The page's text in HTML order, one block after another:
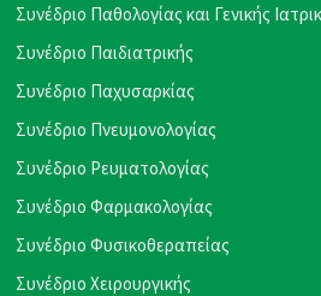
Συνέδριο Παθολογίας και Γενικής
Συνέδριο Παιδιατρικής
Συνέδριο Παχυσαρκίας
Συνέδριο Πνευμονολογίας
Συνέδριο Ρευματολογίας
Συνέδριο Φαρμακολογίας
Συνέδριο Φυσικοθεραπείας
Συνέδριο Χειρουργικής